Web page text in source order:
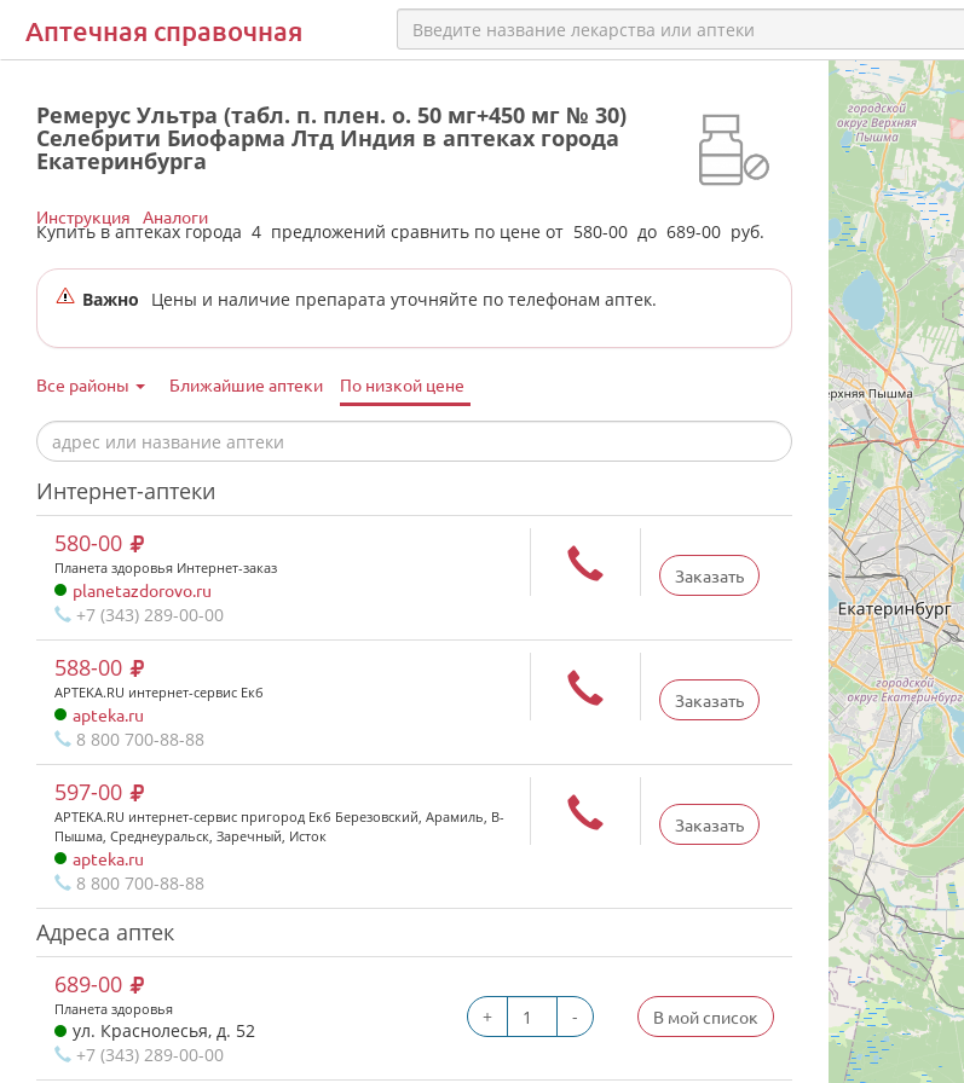
Аптечная справочная
Ремерус Ультра (табл. п. плен. о. 50 мг+450 мг № 30)
Селебрити Биофарма Лтд Индия в аптеках города
Екатеринбурга
Купить в аптеках города 4 предложений сравнить по цене от 580-00 до 689-00 руб.
Инструкция Аналоги
Важно Цены и наличие препарата уточняйте по телефонам аптек.
Все районы Ближайшие аптеки По низкой цене
Интернет-аптеки
Заказать
580-00
Планета здоровья Интернет-заказ
planetazdorovo.ru
+7 (343) 289-00-00
Заказать
588-00
APTEKA.RU интернет-сервис Екб
apteka.ru
8 800 700-88-88
Заказать
597-00
APTEKA.RU интернет-сервис пригород Екб Березовский, Арамиль, В-
Пышма, Среднеуральск, Заречный, Исток
apteka.ru
8 800 700-88-88
Адреса аптек
+ - В мой список
689-00
Планета здоровья
ул. Краснолесья, д. 52
+7 (343) 289-00-00